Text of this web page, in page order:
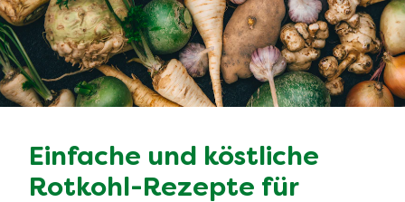
Einfache und köstliche
Rotkohl-Rezepte für